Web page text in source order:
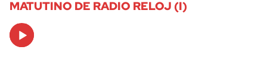
MATUTINO DE RADIO RELOJ (I)
Audio
Player